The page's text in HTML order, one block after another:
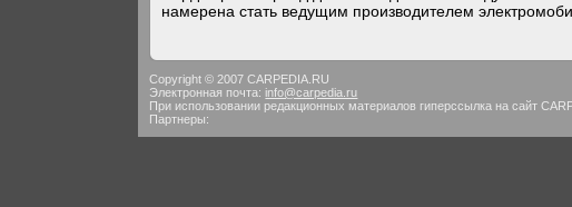
намерена стать ведущим производителем
Copyright © 2007 CARPEDIA.RU
Электронная почта: info@carpedia.ru
При использовании редакционных материалов гиперссылка на сайт
Партнеры: